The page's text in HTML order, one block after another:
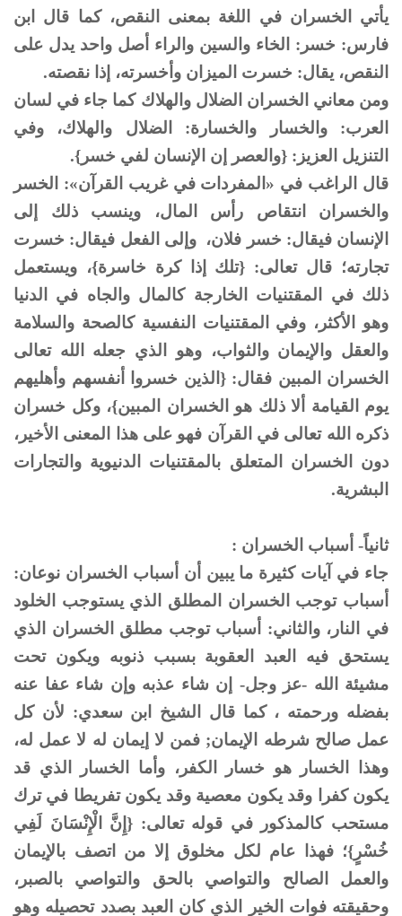
يأتي الخسران في اللغة بمعنى النقص، كما قال ابن
فارس: خسر: الخاء والسين والراء أصل واحد يدل على
النقص، يقال: خسرت الميزان وأخسرته، إذا نقصته.
ومن معاني الخسران الضلال والهلاك كما جاء في لسان
العرب: والخسار والخسارة: الضلال والهلاك، وفي
التنزيل العزيز: {والعصر إن الإنسان لفي خسر}.
قال الراغب في «المفردات في غريب القرآن»: الخسر
والخسران انتقاص رأس المال، وينسب ذلك إلى
الإنسان فيقال: خسر فلان، وإلى الفعل فيقال: خسرت
تجارته؛ قال تعالى: {تلك إذا كرة خاسرة}، ويستعمل
ذلك في المقتنيات الخارجة كالمال والجاه في الدنيا
وهو الأكثر، وفي المقتنيات النفسية كالصحة والسلامة
والعقل والإيمان والثواب، وهو الذي جعله الله تعالى
الخسران المبين فقال: {الذين خسروا أنفسهم وأهليهم
يوم القيامة ألا ذلك هو الخسران المبين}، وكل خسران
ذكره الله تعالى في القرآن فهو على هذا المعنى الأخير،
دون الخسران المتعلق بالمقتنيات الدنيوية والتجارات
البشرية.
ثانياً- أسباب الخسران :
جاء في آيات كثيرة ما يبين أن أسباب الخسران نوعان:
أسباب توجب الخسران المطلق الذي يستوجب الخلود
في النار، والثاني: أسباب توجب مطلق الخسران الذي
يستحق فيه العبد العقوبة بسبب ذنوبه ويكون تحت
مشيئة الله -عز وجل- إن شاء عذبه وإن شاء عفا عنه
بفضله ورحمته ، كما قال الشيخ ابن سعدي: لأن كل
عمل صالح شرطه الإيمان; فمن لا إيمان له لا عمل له،
وهذا الخسار هو خسار الكفر، وأما الخسار الذي قد
يكون كفرا وقد يكون معصية وقد يكون تفريطا في ترك
مستحب كالمذكور في قوله تعالى: {إِنَّ الْإِنْسَانَ لَفِي
خُسْرٍ}؛ فهذا عام لكل مخلوق إلا من اتصف بالإيمان
والعمل الصالح والتواصي بالحق والتواصي بالصبر،
وحقيقته فوات الخير الذي كان العبد بصدد تحصيله وهو